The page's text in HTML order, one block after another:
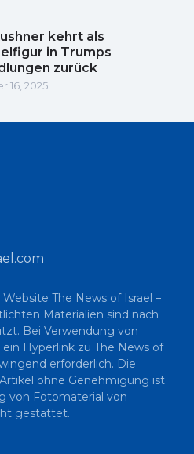
kehrt als
in Trumps
zurück
16, 2025
The News of Israel –
Materialien sind nach
Bei Verwendung von
Hyperlink zu The News of
erforderlich. Die
ohne Genehmigung ist
von Fotomaterial von
gestattet.